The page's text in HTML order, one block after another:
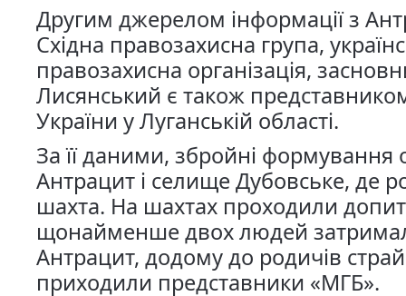
Другим джерелом інформації з
Східна правозахисна група,
правозахисна організація,
Лисянський є також
України у Луганській області.
За її даними, збройні формування
Антрацит і селище Дубовське, де
шахта. На шахтах проходили
щонайменше двох людей
Антрацит, додому до родичів
приходили представники «МГБ».